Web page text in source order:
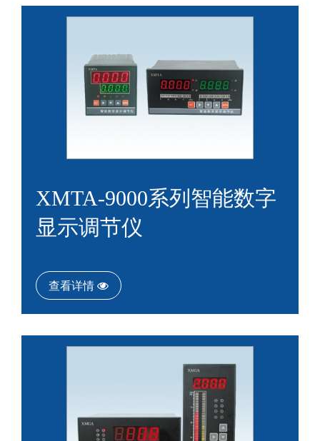
XMTA-9000系列智能数字
显示调节仪
查看详情